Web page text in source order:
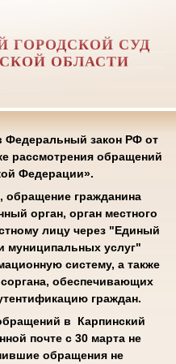
ГОРОДСКОЙ СУД
ОБЛАСТИ
Федеральный закон РФ от
рассмотрения обращений
Федерации».
обращение гражданина
орган, орган местного
лицу через "Единый
муниципальных услуг"
систему, а также
обеспечивающих
граждан.
в Карпинский
почте с 30 марта не
обращения не